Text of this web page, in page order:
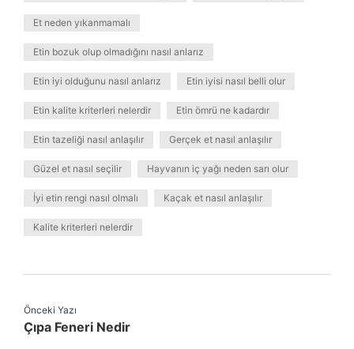
Et neden yıkanmamalı
Etin bozuk olup olmadığını nasıl anlarız
Etin iyi olduğunu nasıl anlarız Etin iyisi nasıl belli olur
Etin kalite kriterleri nelerdir Etin ömrü ne kadardır
Etin tazeliği nasıl anlaşılır Gerçek et nasıl anlaşılır
Güzel et nasıl seçilir Hayvanın iç yağı neden sarı olur
İyi etin rengi nasıl olmalı Kaçak et nasıl anlaşılır
Kalite kriterleri nelerdir
Önceki Yazı
Çıpa Feneri Nedir